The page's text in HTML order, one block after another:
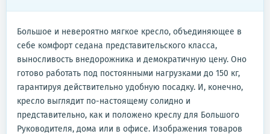
Большое и невероятно мягкое кресло, объединяющее в
себе комфорт седана представительского класса,
выносливость внедорожника и демократичную цену. Оно
готово работать под постоянными нагрузками до 150 кг,
гарантируя действительно удобную посадку. И, конечно,
кресло выглядит по-настоящему солидно и
представительно, как и положено креслу для Большого
Руководителя, дома или в офисе. Изображения товаров